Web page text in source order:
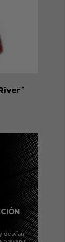
desvían
prevenir